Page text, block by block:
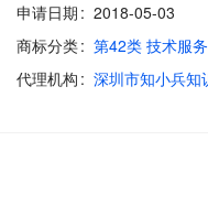
申请日期
2018-05-03
商标分类
第42类 技术服务
代理机构